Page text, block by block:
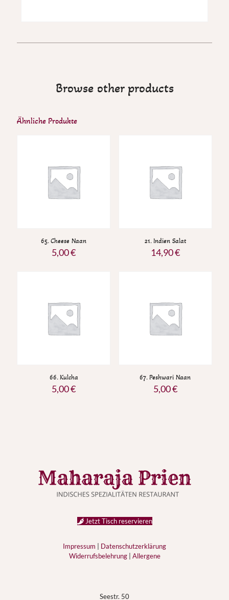
Browse other products
Ähnliche Produkte
65. Cheese Naan
5,00€
21. Indien Salat
14,90€
66. Kulcha
5,00€
67. Peshwari Naan
5,00€
Jetzt Tisch reservieren
Impressum
Datenschutzerklärung
Widerrufsbelehrung| Allergene
Seestr. 50